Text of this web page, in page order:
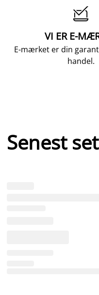

VI ER E-
E-mærket er din
handel.
Senest